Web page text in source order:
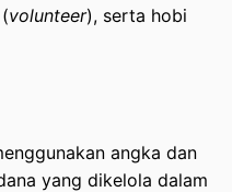
volunteer), serta hobi
angka dan
yang dikelola dalam